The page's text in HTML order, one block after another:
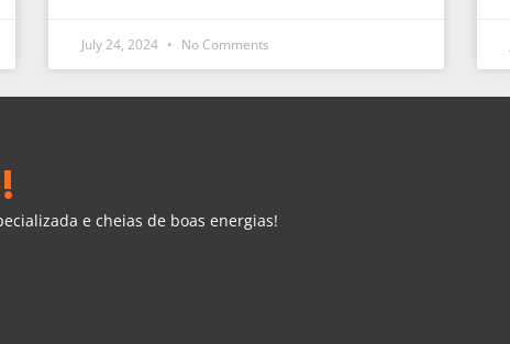
July 24, 2024 No Comments
e cheias de boas energias!